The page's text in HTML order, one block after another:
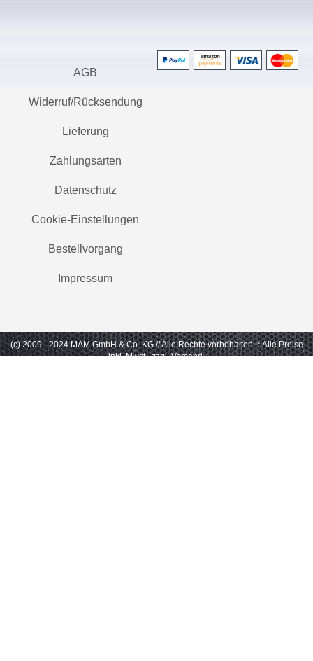
AGB
Widerruf/Rücksendung
Lieferung
Zahlungsarten
Datenschutz
Cookie-Einstellungen
Bestellvorgang
Impressum
(c) 2009 - 2024 MAM GmbH & Co. KG // Alle Rechte vorbehalten. * Alle Preise
inkl. Mwst., zzgl. Versand.